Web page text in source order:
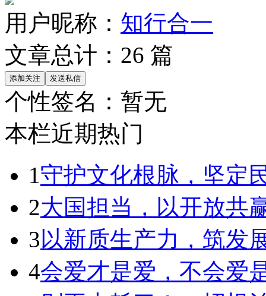
用户昵称： 知行合一
文章总计： 26 篇
个性签名： 暂无
本栏近期热门
1守护文化根脉，坚定
2大国担当，以开放共
3以新质生产力，筑发
4会爱才是爱，不会爱